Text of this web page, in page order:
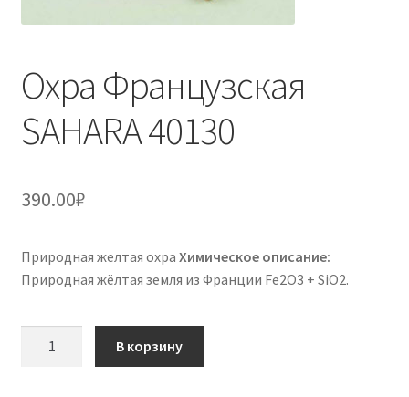
Охра Французская
SAHARA 40130
390.00₽
Природная желтая охра Химическое описание:
Природная жёлтая земля из Франции Fe2O3 + SiO2.
В корзину